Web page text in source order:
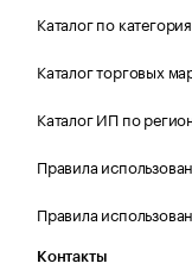
Каталог по
Каталог торговых
Каталог ИП по
Правила
Правила
Контакты